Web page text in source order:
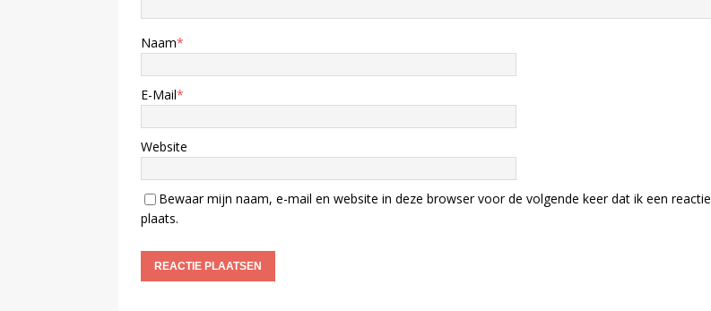
Naam*
E-Mail*
Website
Bewaar mijn naam, e-mail en website in deze browser voor de volgende keer dat ik een reactie
plaats.